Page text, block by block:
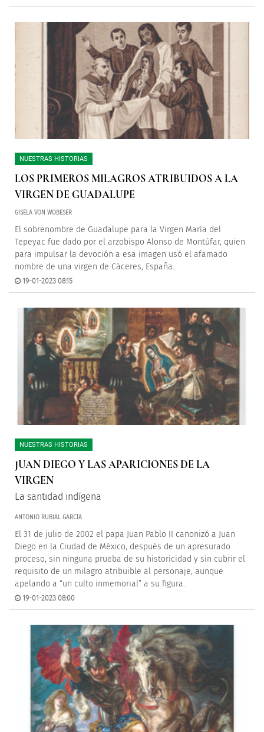
NUESTRAS HISTORIAS
LOS PRIMEROS MILAGROS ATRIBUIDOS A LA
VIRGEN DE GUADALUPE
GISELA VON WOBESER
El sobrenombre de Guadalupe para la Virgen María del
Tepeyac fue dado por el arzobispo Alonso de Montúfar, quien
para impulsar la devoción a esa imagen usó el afamado
nombre de una virgen de Cáceres, España.
19-01-2023 08:15
NUESTRAS HISTORIAS
JUAN DIEGO Y LAS APARICIONES DE LA
VIRGEN
La santidad indígena
ANTONIO RUBIAL GARCÍA
El 31 de julio de 2002 el papa Juan Pablo II canonizó a Juan
Diego en la Ciudad de México, después de un apresurado
proceso, sin ninguna prueba de su historicidad y sin cubrir el
requisito de un milagro atribuible al personaje, aunque
apelando a “un culto inmemorial” a su figura.
19-01-2023 08:00